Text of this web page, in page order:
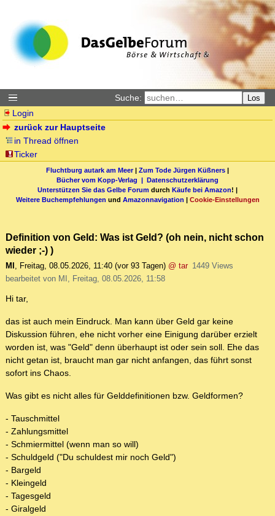
Suche: Los
Login
zurück zur Hauptseite
in Thread öffnen
Ticker
Fluchtburg autark am Meer| Zum Tode Jürgen Küßners |
Bücher vom Kopp-Verlag | Datenschutzerklärung
Unterstützen Sie das Gelbe Forum durch Käufe bei Amazon! |
Weitere Buchempfehlungen und Amazonnavigation | Cookie-Einstellungen
Definition von Geld: Was ist Geld? (oh nein, nicht schon
wieder ;-) )
MI , Freitag, 08.05.2026, 11:40 (vor 93 Tagen) @ tar 1449 Views
bearbeitet von MI, Freitag, 08.05.2026, 11:58
Hi tar,
das ist auch mein Eindruck. Man kann über Geld gar keine
Diskussion führen, ehe nicht vorher eine Einigung darüber erzielt
worden ist, was "Geld" denn überhaupt ist oder sein soll. Ehe das
nicht getan ist, braucht man gar nicht anfangen, das führt sonst
sofort ins Chaos.
Was gibt es nicht alles für Gelddefinitionen bzw. Geldformen?
- Tauschmittel
- Zahlungsmittel
- Schmiermittel (wenn man so will)
- Schuldgeld ("Du schuldest mir noch Geld")
- Bargeld
- Kleingeld
- Tagesgeld
- Giralgeld